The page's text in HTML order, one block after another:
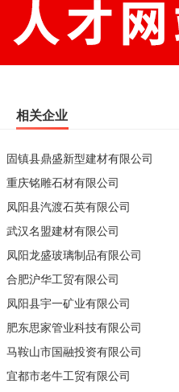
相关企业
固镇县鼎盛新型建材有限公司
重庆铭雕石材有限公司
凤阳县汽渡石英有限公司
武汉名盟建材有限公司
凤阳龙盛玻璃制品有限公司
合肥沪华工贸有限公司
凤阳县宇一矿业有限公司
肥东思家管业科技有限公司
马鞍山市国融投资有限公司
宜都市老牛工贸有限公司